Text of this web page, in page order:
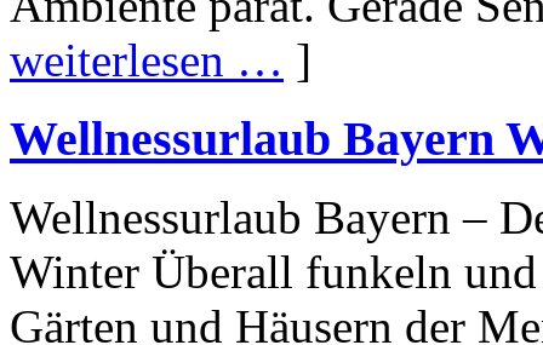
weiterlesen … ]
Wellnessurlaub Bayern
Wellnessurlaub Bayern –
Winter Überall funkeln
Gärten und Häusern der